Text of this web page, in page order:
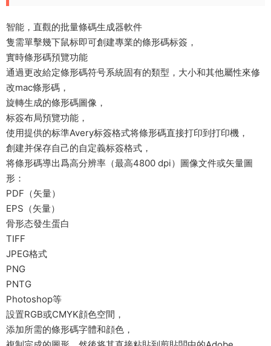
智能，直觀的批量條碼生成器軟件
隻需單擊幾下鼠标即可創建專業的條形碼标簽，
實時條形碼預覽功能
通過更改給定條形碼符号系統固有的類型，大小和其他屬性來修
改mac條形碼，
旋轉生成的條形碼圖像，
标簽布局預覽功能，
使用提供的标準Avery标簽格式将條形碼直接打印到打印機，
創建并保存自己的自定義标簽格式，
将條形碼導出爲高分辨率（最高4800 dpi）圖像文件或矢量圖
形：
PDF（矢量）
EPS（矢量）
骨形态發生蛋白
TIFF
JPEG格式
PNG
PNTG
Photoshop等
設置RGB或CMYK顔色空間，
添加所需的條形碼字體和顔色，